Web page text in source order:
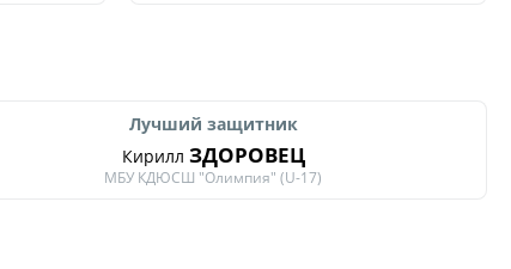
Лучший защитник
Кирилл ЗДОРОВЕЦ
МБУ КДЮСШ "Олимпия" (U-17)